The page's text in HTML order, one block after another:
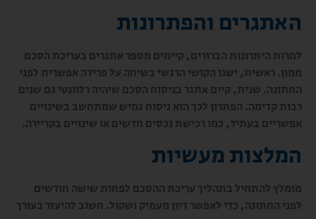
האתגרים והפתרונות
למרות היתרונות הברורים, קיימים מספר אתגרים בעריכת הסכם
ממון. ראשית, ישנו הקושי הרגשי בשיחה על פרידה אפשרית לפני
החתונה. שנית, קיים אתגר בניסוח הסכם שיהיה רלוונטי גם שנים
רבות קדימה. הפתרון לכך הוא ניסוח גמיש שמתחשב בשינויים
אפשריים בעתיד, כמו רכישת נכסים חדשים או שינויים בקריירה.
המלצות מעשיות
מומלץ להתחיל בתהליך עריכת ההסכם לפחות שישה חודשים
לפני החתונה, כדי לאפשר דיון מעמיק ושקול. חשוב להיעזר בעורך